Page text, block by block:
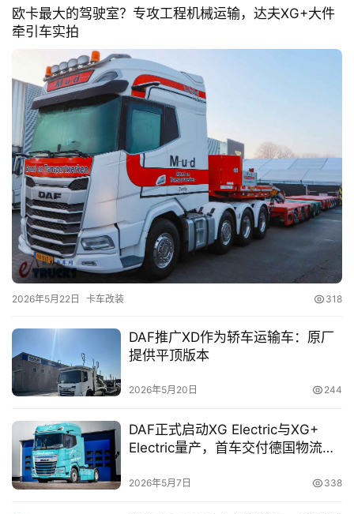
首
页
独
家
资
讯
视
专
题
登录 注册
欧卡最大的驾驶室？专攻工程机械运输，达夫XG+大件
牵引车实拍
2026年5月22日 卡车改装 318
DAF推广XD作为轿车运输车：原厂
提供平顶版本
2026年5月20日 244
DAF正式启动XG Electric与XG+
Electric量产，首车交付德国物流企
2026年5月7日 338